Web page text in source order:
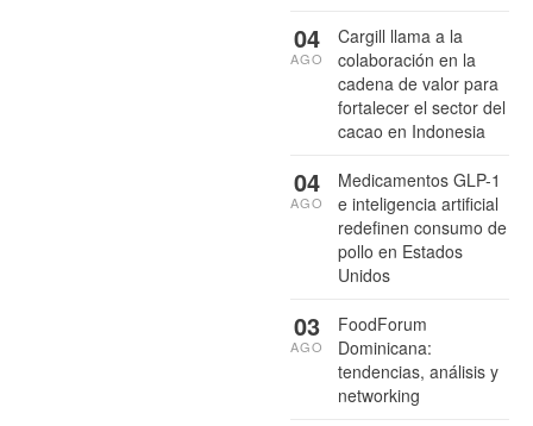
Cargill llama a la
colaboración en la
cadena de valor para
fortalecer el sector del
cacao en Indonesia
04
AGO
Medicamentos GLP-1
e inteligencia artificial
redefinen consumo de
pollo en Estados
Unidos
04
AGO
FoodForum
Dominicana:
tendencias, análisis y
networking
03
AGO